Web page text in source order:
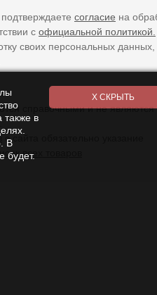
согласие на
с официальной политикой.
своих персональных
справочными и не являются
с сайта обязательно указание
всех товаров
также в
В
будет.